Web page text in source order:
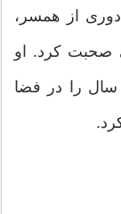
دوری از همسر،
صحبت کرد. او
را در فضا